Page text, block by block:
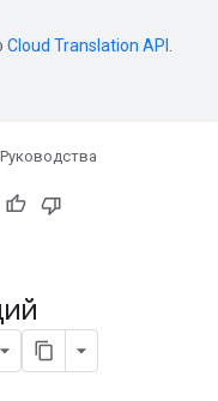
Cloud Translation API
Руководства